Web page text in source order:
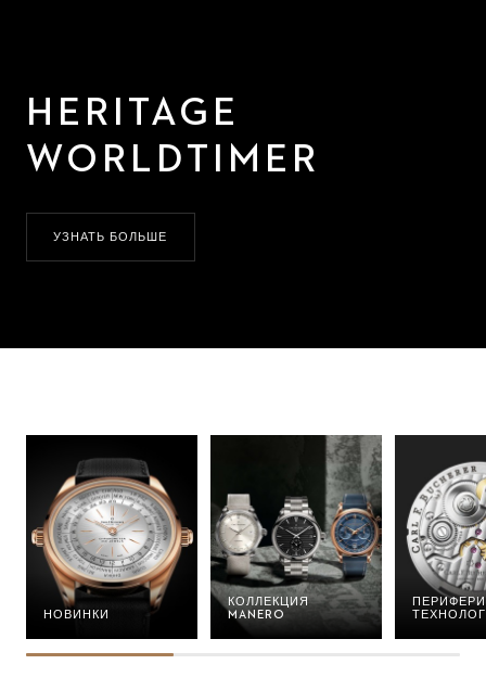
HERITAGE
WORLDTIMER
УЗНАТЬ БОЛЬШЕ
НОВИНКИ
КОЛЛЕКЦИЯ
MANERO